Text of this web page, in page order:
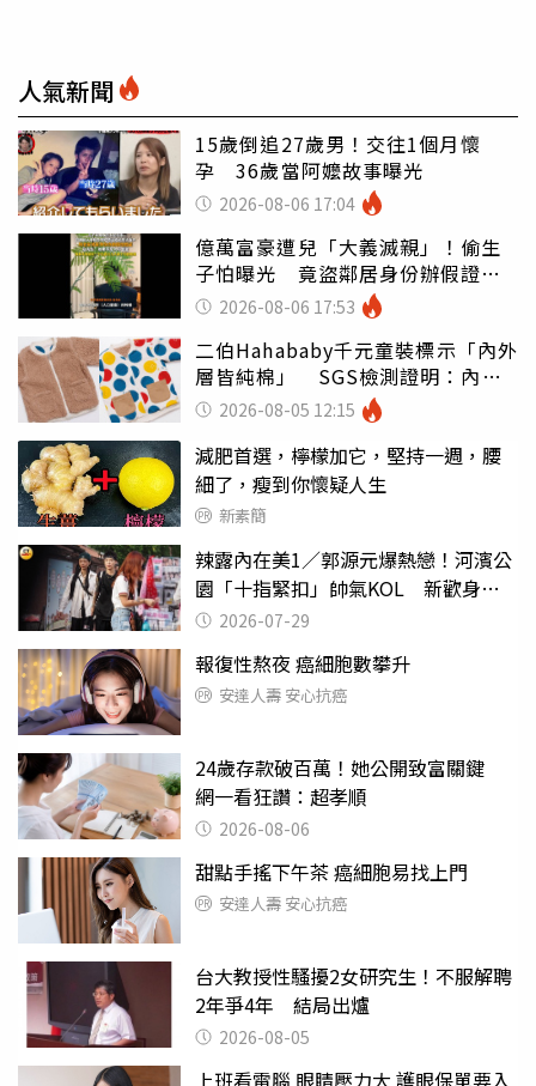
人氣新聞
15歲倒追27歲男！交往1個月懷
孕 36歲當阿嬤故事曝光
2026-08-06 17:04
億萬富豪遭兒「大義滅親」！偷生
子怕曝光 竟盜鄰居身份辦假證落
戶 2026-08-06 17:53
二伯Hahababy千元童裝標示「內外
層皆純棉」 SGS檢測證明：內裡
100%聚酯纖維
2026-08-05 12:15
減肥首選，檸檬加它，堅持一週，腰
細了，瘦到你懷疑人生
新素簡
辣露內在美1／郭源元爆熱戀！河濱公
園「十指緊扣」帥氣KOL 新歡身份
曝光2026-07-29
報復性熬夜 癌細胞數攀升
安達人壽 安心抗癌
24歲存款破百萬！她公開致富關鍵
網一看狂讚：超孝順
2026-08-06
甜點手搖下午茶 癌細胞易找上門
安達人壽 安心抗癌
台大教授性騷擾2女研究生！不服解聘
2年爭4年 結局出爐
2026-08-05
上班看電腦 眼睛壓力大 護眼保單要入